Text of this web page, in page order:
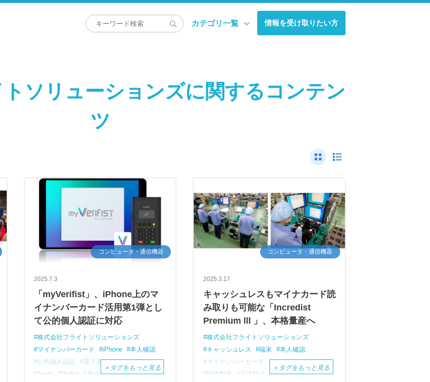
カテゴリ一覧 情報を受け取りたい方
ソリューションズに関するコンテン
ツ
コンピュータ・通信機器
2025.7.3
「myVerifist」、iPhone上のマ
イナンバーカード活用第1弾とし
て公的個人認証に対応
株式会社フライトソリューションズ
マイナンバーカード
iPhone
本人確認
公的個人認証
電子署名
署名検証
Apple
Wallet 身分証明書
安全
＋ タグをもっと見る
コンピュータ・通信機器
2025.3.17
キャッシュレスもマイナカード読
み取りも可能な「Incredist
Premium lll 」、本格量産へ
株式会社フライトソリューションズ
キャッシュレス
端末
本人確認
マイナンバーカード
マイナカード
量産
国内製造
不正防止 セキュリティ
＋ タグをもっと見る